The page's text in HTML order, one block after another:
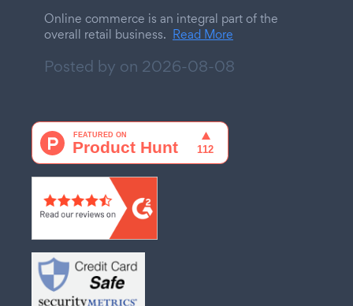
Online commerce is an integral part of the
overall retail business. Read More
Posted by on 2026-08-08